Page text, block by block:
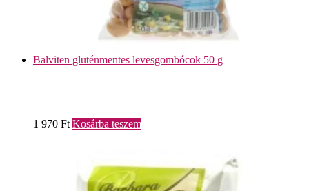
Balviten gluténmentes levesgombócok 50 g
1 970 Ft Kosárba teszem